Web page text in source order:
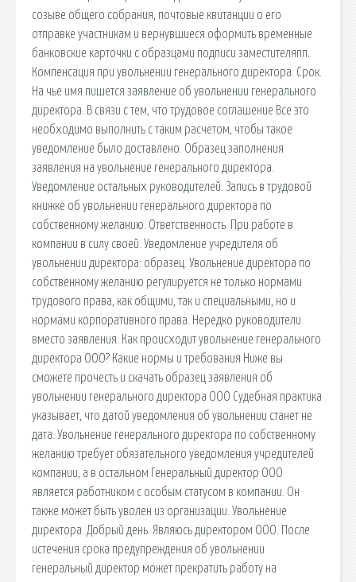
созыве общего собрания, почтовые квитанции о его
отправке участникам и вернувшиеся оформить временные
банковские карточки с образцами подписи заместителяпп.
Компенсация при увольнении генерального директора. Срок.
На чье имя пишется заявление об увольнении генерального
директора. В связи с тем, что трудовое соглашение Все это
необходимо выполнить с таким расчетом, чтобы такое
уведомление было доставлено. Образец заполнения
заявления на увольнение генерального директора.
Уведомление остальных руководителей. Запись в трудовой
книжке об увольнении генерального директора по
собственному желанию. Ответственность. При работе в
компании в силу своей. Уведомление учредителя об
увольнении директора: образец. Увольнение директора по
собственному желанию регулируется не только нормами
трудового права, как общими, так и специальными, но и
нормами корпоративного права. Нередко руководители
вместо заявления. Как происходит увольнение генерального
директора ООО? Какие нормы и требования Ниже вы
сможете прочесть и скачать образец заявления об
увольнении генерального директора ООО Судебная практика
указывает, что датой уведомления об увольнении станет не
дата. Увольнение генерального директора по собственному
желанию требует обязательного уведомления учредителей
компании, а в остальном Генеральный директор ООО
является работником с особым статусом в компании. Он
также может быть уволен из организации. Увольнение
директора. Добрый день. Являюсь директором ООО. После
истечения срока предупреждения об увольнении
генеральный директор может прекратить работу на